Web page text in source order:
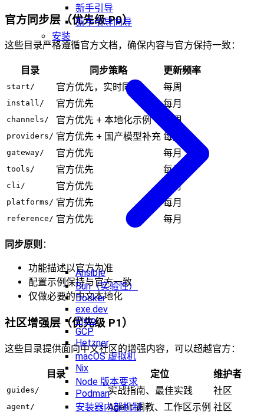
新手引导
新手引导向导
安装
Ansible
Bun（实验性）
Docker
exe.dev
Fly.io
GCP
Hetzner
macOS 虚拟机
Nix
Node 版本要求
Podman
安装器内部机制
官方同步层（优先级 P0）
这些目录严格遵循官方文档，确保内容与官方保持一致：
目录 同步策略 更新频率
start/ 官方优先，实时同步 每周
install/ 官方优先 每月
channels/ 官方优先 + 本地化示例 每周
providers/ 官方优先 + 国产模型补充 每周
gateway/ 官方优先 每月
tools/ 官方优先 每月
cli/ 官方优先 每月
platforms/ 官方优先 每月
reference/ 官方优先 每月
同步原则 ：
功能描述以官方为准
配置示例保持与官方一致
仅做必要的中文本地化
社区增强层（优先级 P1）
这些目录提供面向中文社区的增强内容，可以超越官方：
目录 定位 维护者
guides/ 实战指南、最佳实践 社区
agent/ Agent 调教、工作区示例 社区